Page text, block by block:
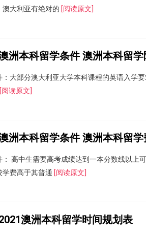
大利亚有绝对的 [阅读原文]
洲本科留学条件 澳洲本科留
大部分澳大利亚大学本科课程的英语入学
[阅读原文]
洲本科留学条件 澳洲本科留学
高中生需要高考成绩达到一本分数线以上
学费高于其普通 [阅读原文]
澳洲本科留学时间规划表